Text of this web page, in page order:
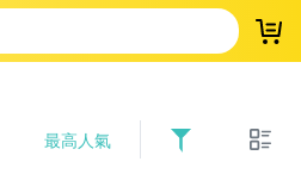
登
最高人氣